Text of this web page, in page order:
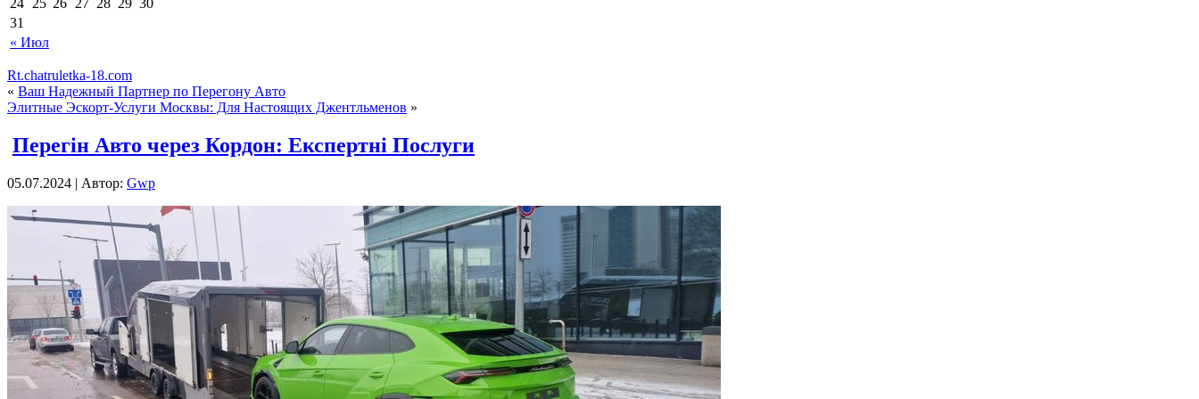
« Июл
31
Rt.chatruletka-18.com
« Ваш Надежный Партнер по Перегону Авто
Элитные Эскорт-Услуги Москвы: Для Настоящих Джентльменов »
Перегін Авто через Кордон: Експертні Послуги
05.07.2024 | Автор: Gwp